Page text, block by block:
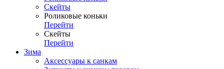
Скейты
Роликовые коньки
Перейти
Скейты
Перейти
Зима
Аксессуары к санкам